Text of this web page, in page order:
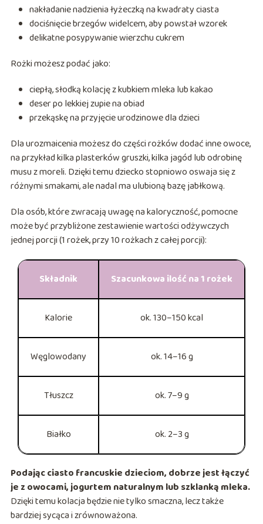
nakładanie nadzienia łyżeczką na kwadraty ciasta
dociśnięcie brzegów widelcem, aby powstał wzorek
delikatne posypywanie wierzchu cukrem
Rożki możesz podać jako:
ciepłą, słodką kolację z kubkiem mleka lub kakao
deser po lekkiej zupie na obiad
przekąskę na przyjęcie urodzinowe dla dzieci
Dla urozmaicenia możesz do części rożków dodać inne owoce,
na przykład kilka plasterków gruszki, kilka jagód lub odrobinę
musu z moreli. Dzięki temu dziecko stopniowo oswaja się z
różnymi smakami, ale nadal ma ulubioną bazę jabłkową.
Dla osób, które zwracają uwagę na kaloryczność, pomocne
może być przybliżone zestawienie wartości odżywczych
jednej porcji (1 rożek, przy 10 rożkach z całej porcji):
Składnik Szacunkowa ilość na 1 rożek
Kalorie ok. 130–150 kcal
Węglowodany ok. 14–16 g
Tłuszcz ok. 7–9 g
Białko ok. 2–3 g
Podając ciasto francuskie dzieciom, dobrze jest łączyć
je z owocami, jogurtem naturalnym lub szklanką mleka.
Dzięki temu kolacja będzie nie tylko smaczna, lecz także
bardziej sycąca i zrównoważona.